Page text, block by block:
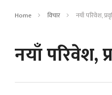
Home विचार नयाँ परिवेश,
नयाँ परिवेश,